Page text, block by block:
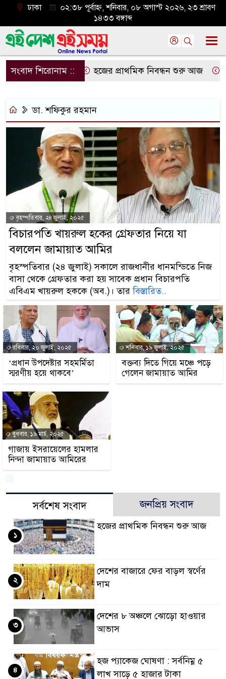
ঢাকা
০২:৩৮ পূর্বাহ্ন, শনিবার, ০৮ অগাস্ট ২০২৬, ২৩ শ্রাবণ
১৪৩৩ বঙ্গাব্দ
সংবাদ শিরোনাম :: হজের প্রাথমিক নিবন্ধন শুরু আজ
ডা. শফিকুর রহমান
বৃহস্পতিবার, ২৪ জুলাই, ২০২৫
বিচারপতি খায়রুল হকের গ্রেফতার নিয়ে যা
বললেন জামায়াত আমির
বৃহস্পতিবার (২৪ জুলাই) সকালে রাজধানীর ধানমন্ডিতে নিজ
বাসা থেকে গ্রেফতার করা হয় সাবেক প্রধান বিচারপতি
এবিএম খায়রুল হককে (অব.)। তারবিস্তারিত..
রবিবার, ২০ জুলাই, ২০২৫
‘প্রধান উপদেষ্টার সহমর্মিতা
স্মরণীয় হয়ে থাকবে’
শনিবার, ১৯ জুলাই, ২০২৫
বক্তব্য দিতে গিয়ে মঞ্চে পড়ে
গেলেন জামায়াত আমির
বুধবার, ১৯ মার্চ, ২০২৫
গাজায় ইসরায়েলের হামলার
নিন্দা জামায়াত আমিরের
সর্বশেষ সংবাদ জনপ্রিয় সংবাদ
হজের প্রাথমিক নিবন্ধন শুরু আজ
১
দেশের বাজারে ফের বাড়ল স্বর্ণের
দাম
২
দেশের ৮ অঞ্চলে ঝোড়ো হাওয়ার
আভাস
৩
হজ প্যাকেজ ঘোষণা : সর্বনিম্ন ৫
লাখ সাড়ে ৫ হাজার টাকা
৪